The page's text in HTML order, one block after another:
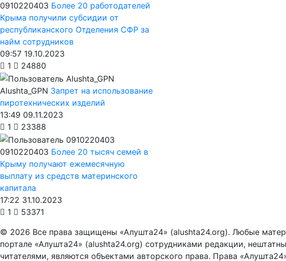
0910220403 Более 20 работодателей
Крыма получили субсидии от
республиканского Отделения СФР за
найм сотрудников
09:57 19.10.2023
1
24880
Alushta_GPN Запрет на использование
пиротехнических изделий
13:49 09.11.2023
1
23388
0910220403 Более 20 тысяч семей в
Крыму получают ежемесячную
выплату из средств материнского
капитала
17:22 31.10.2023
1
53371
© 2026 Все права защищены «Алушта24» (alushta24.org). Любые
портале «Алушта24» (alushta24.org) сотрудниками редакции,
читателями, являются объектами авторского права. Права